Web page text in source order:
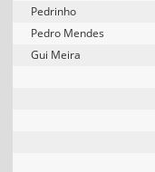
Pedrinho
Pedro Mendes
Gui Meira